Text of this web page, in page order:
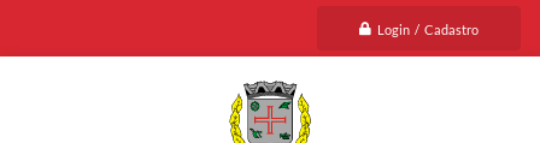
Login / Cadastro